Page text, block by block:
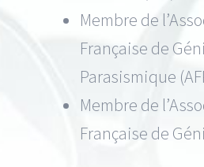
Membre de
Française de
Parasismique
Membre de
Française de